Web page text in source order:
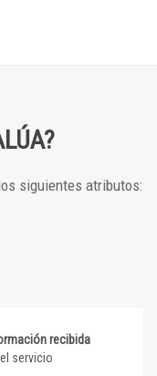
siguientes atributos:
recibida
servicio